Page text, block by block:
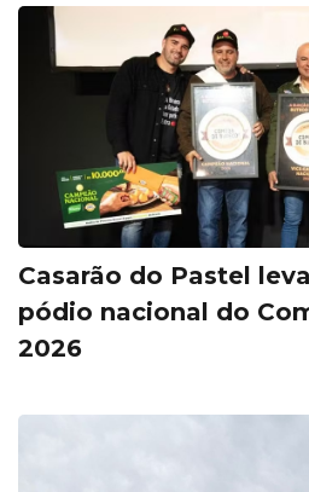
Casarão do Pastel
pódio nacional do
2026